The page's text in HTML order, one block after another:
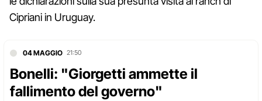
Cipriani in Uruguay.
04 MAGGIO 21:50
Bonelli: "Giorgetti ammette il
fallimento del governo"